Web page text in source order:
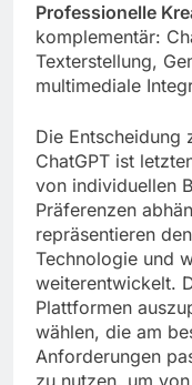
Professionelle
komplementär:
Texterstellung,
multimediale
Die Entscheidung
ChatGPT ist
von individuellen
Präferenzen
repräsentieren
Technologie und
weiterentwickelt.
Plattformen
wählen, die am
Anforderungen